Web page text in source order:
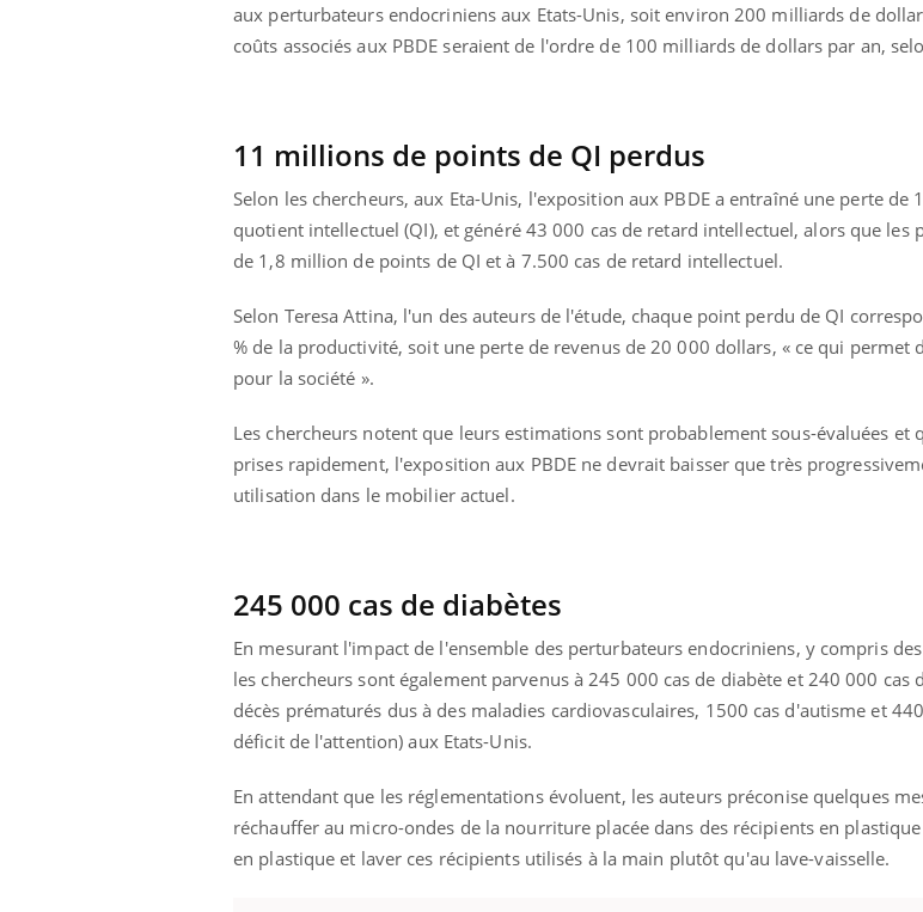
aux perturbateurs endocriniens aux Etats-Unis, soit environ 200 milliards de
coûts associés aux PBDE seraient de l'ordre de 100 milliards de dollars par an,
11 millions de points de QI perdus
Selon les chercheurs, aux Eta-Unis, l'exposition aux PBDE a entraîné une perte
quotient intellectuel (QI), et généré 43 000 cas de retard intellectuel, alors que les
de 1,8 million de points de QI et à 7.500 cas de retard intellectuel.
Selon Teresa Attina, l'un des auteurs de l'étude, chaque point perdu de QI
% de la productivité, soit une perte de revenus de 20 000 dollars, « ce qui permet
pour la société ».
Les chercheurs notent que leurs estimations sont probablement sous-évaluées et
prises rapidement, l'exposition aux PBDE ne devrait baisser que très
utilisation dans le mobilier actuel.
245 000 cas de diabètes
En mesurant l'impact de l'ensemble des perturbateurs endocriniens, y compris
les chercheurs sont également parvenus à 245 000 cas de diabète et 240 000
décès prématurés dus à des maladies cardiovasculaires, 1500 cas d'autisme et
déficit de l'attention) aux Etats-Unis.
En attendant que les réglementations évoluent, les auteurs préconise quelques
réchauffer au micro-ondes de la nourriture placée dans des récipients en
en plastique et laver ces récipients utilisés à la main plutôt qu'au lave-vaisselle.
Diabète & Ramadan 2026Youtube
Le Ramadan approche, et, pour de
nombreuses personnes atteintes de
Youtube
Un « jumeau numérique » pour
faciliter l’accès à la médecine
préventiveYoutube
Coup